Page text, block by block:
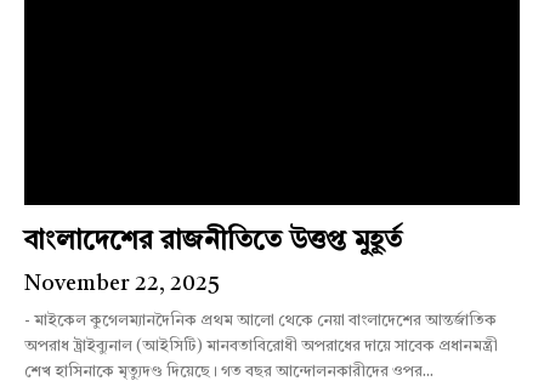
বাংলাদেশের রাজনীতিতে উত্তপ্ত মুহূর্ত
November 22, 2025
- মাইকেল কুগেলম্যানদৈনিক প্রথম আলো থেকে নেয়া বাংলাদেশের আন্তর্জাতিক
অপরাধ ট্রাইব্যুনাল (আইসিটি) মানবতাবিরোধী অপরাধের দায়ে সাবেক প্রধানমন্ত্রী
শেখ হাসিনাকে মৃত্যুদণ্ড দিয়েছে। গত বছর আন্দোলনকারীদের ওপর...